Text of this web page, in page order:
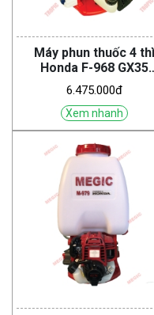
Máy phun thuốc 4 thì
Honda F-968 GX35
(Tropic)
6.475.000đ
Xem nhanh